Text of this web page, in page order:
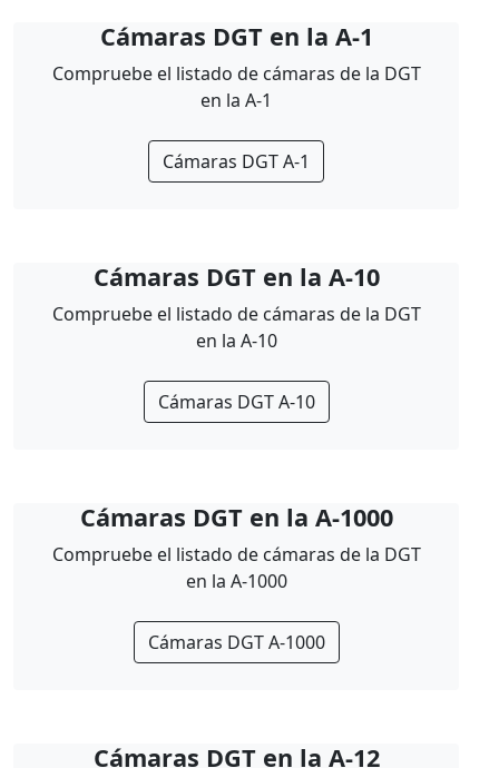
Cámaras DGT en la A-1
Compruebe el listado de cámaras de la DGT
en la A-1
Cámaras DGT A-1
Cámaras DGT en la A-10
Compruebe el listado de cámaras de la DGT
en la A-10
Cámaras DGT A-10
Cámaras DGT en la A-1000
Compruebe el listado de cámaras de la DGT
en la A-1000
Cámaras DGT A-1000
Cámaras DGT en la A-12